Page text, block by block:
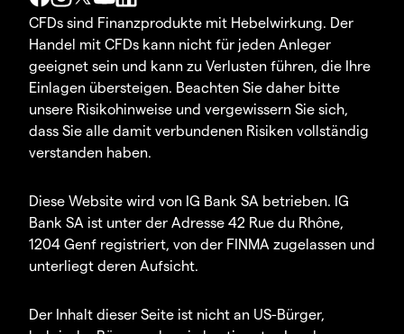
CFDs sind Finanzprodukte mit Hebelwirkung. Der
Handel mit CFDs kann nicht für jeden Anleger
geeignet sein und kann zu Verlusten führen, die Ihre
Einlagen übersteigen. Beachten Sie daher bitte
unsere Risikohinweise und vergewissern Sie sich,
dass Sie alle damit verbundenen Risiken vollständig
verstanden haben.
Diese Website wird von IG Bank SA betrieben. IG
Bank SA ist unter der Adresse 42 Rue du Rhône,
1204 Genf registriert, von der FINMA zugelassen und
unterliegt deren Aufsicht.
Der Inhalt dieser Seite ist nicht an US-Bürger,